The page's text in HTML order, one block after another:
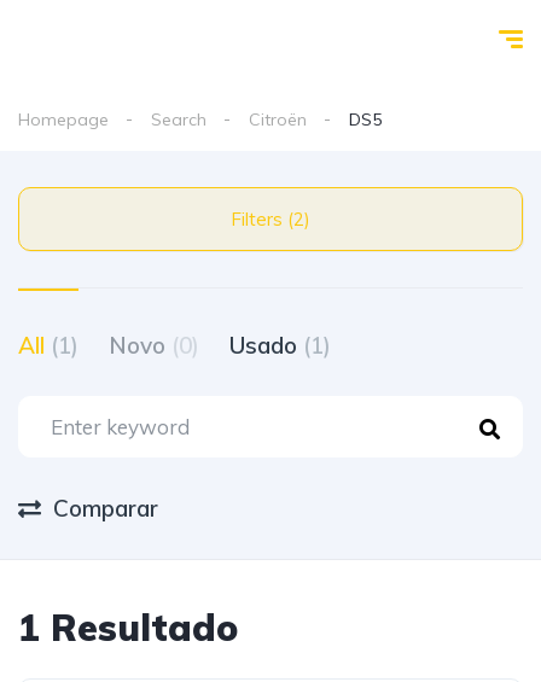
Homepage Search Citroën DS5
Filters (2)
All (1) Novo (0) Usado (1)
Comparar
1 Resultado